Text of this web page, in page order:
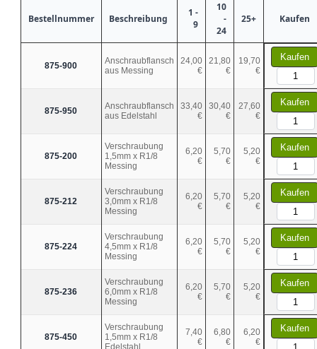
Bestellnummer Beschreibung
1 -
9
10
-
24
25+ Kaufen
875-900
Anschraubflansch
aus Messing
24,00
€
21,80
€
19,70
€
Kaufen
875-950
Anschraubflansch
aus Edelstahl
33,40
€
30,40
€
27,60
€
Kaufen
875-200
Verschraubung
1,5mm x R1/8
Messing
6,20
€
5,70
€
5,20
€
Kaufen
875-212
Verschraubung
3,0mm x R1/8
Messing
6,20
€
5,70
€
5,20
€
Kaufen
875-224
Verschraubung
4,5mm x R1/8
Messing
6,20
€
5,70
€
5,20
€
Kaufen
875-236
Verschraubung
6,0mm x R1/8
Messing
6,20
€
5,70
€
5,20
€
Kaufen
875-450
Verschraubung
1,5mm x R1/8
7,40
€
6,80
€
6,20
€
Kaufen